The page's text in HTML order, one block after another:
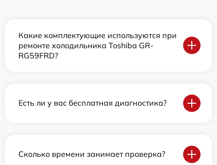
Какие комплектующие используются при
ремонте холодильника Toshiba GR-
RG59FRD?
Есть ли у вас бесплатная диагностика?
Сколько времени занимает проверка?